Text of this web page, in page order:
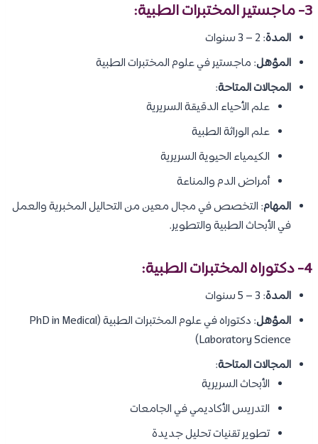
3- ماجستير المختبرات الطبية:
المدة: 2 – 3 سنوات
المؤهل: ماجستير في علوم المختبرات الطبية
المجالات المتاحة:
علم الأحياء الدقيقة السريرية
علم الوراثة الطبية
الكيمياء الحيوية السريرية
أمراض الدم والمناعة
المهام: التخصص في مجال معين من التحاليل المخبرية والعمل
في الأبحاث الطبية والتطوير.
4- دكتوراه المختبرات الطبية:
المدة: 3 – 5 سنوات
المؤهل
: دكتوراه في علوم المختبرات الطبية (PhD in Medical
Laboratory Science)
المجالات المتاحة:
الأبحاث السريرية
التدريس الأكاديمي في الجامعات
تطوير تقنيات تحليل جديدة